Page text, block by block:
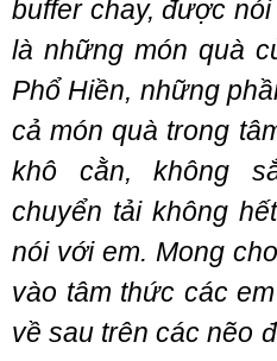
buffer chay, được
là những món quà
Phổ Hiền, những
cả món quà trong
khô cằn, không
chuyển tải không
nói với em. Mong
vào tâm thức các
về sau trên các nẽo